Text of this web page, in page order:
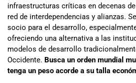
infraestructuras críticas en decenas
red de interdependencias y alianzas.
socio para el desarrollo,
ofreciendo una alternativa a las
modelos de desarrollo
Occidente. Busca un orden mundial
tenga un peso acorde a su talla